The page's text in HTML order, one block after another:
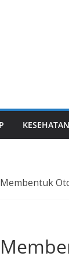
KESEHATAN
Membentuk